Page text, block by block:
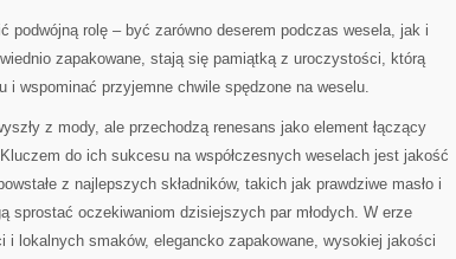
podwójną rolę – być zarówno deserem podczas wesela, jak i
zapakowane, stają się pamiątką z uroczystości, którą
i wspominać przyjemne chwile spędzone na weselu.
z mody, ale przechodzą renesans jako element łączący
do ich sukcesu na współczesnych weselach jest jakość
z najlepszych składników, takich jak prawdziwe masło i
sprostać oczekiwaniom dzisiejszych par młodych. W erze
i lokalnych smaków, elegancko zapakowane, wysokiej jakości